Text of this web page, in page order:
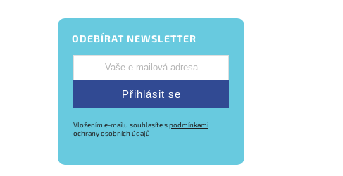
ODEBÍRAT NEWSLETTER
Přihlásit se
Vložením e-mailu souhlasíte spodmínkami
ochrany osobních údajů